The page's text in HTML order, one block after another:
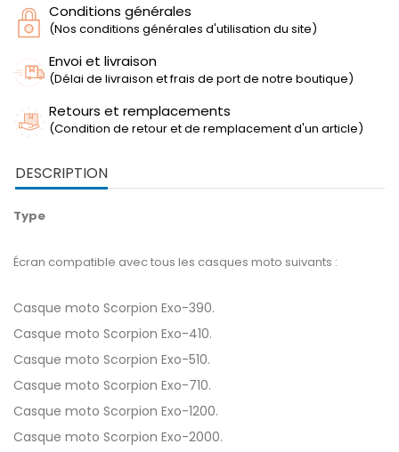
Conditions générales
(Nos conditions générales d'utilisation du site)
Envoi et livraison
(Délai de livraison et frais de port de notre boutique)
Retours et remplacements
(Condition de retour et de remplacement d'un article)
DESCRIPTION
Type
Écran compatible avec tous les casques moto suivants :
Casque moto Scorpion Exo-390.
Casque moto Scorpion Exo-410.
Casque moto Scorpion Exo-510.
Casque moto Scorpion Exo-710.
Casque moto Scorpion Exo-1200.
Casque moto Scorpion Exo-2000.